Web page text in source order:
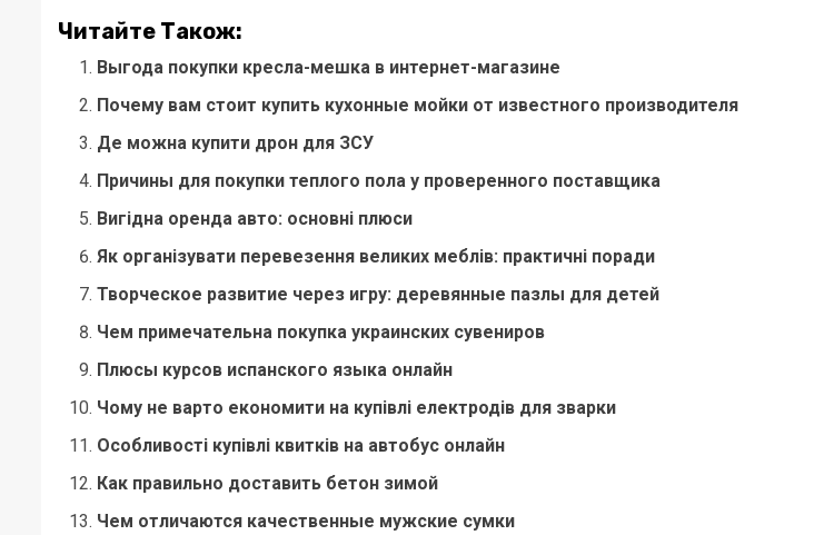
Читайте Також:
Выгода покупки кресла-мешка в интернет-магазине
Почему вам стоит купить кухонные мойки от известного производителя
Де можна купити дрон для ЗСУ
Причины для покупки теплого пола у проверенного поставщика
Вигідна оренда авто: основні плюси
Як організувати перевезення великих меблів: практичні поради
Творческое развитие через игру: деревянные пазлы для детей
Чем примечательна покупка украинских сувениров
Плюсы курсов испанского языка онлайн
Чому не варто економити на купівлі електродів для зварки
Особливості купівлі квитків на автобус онлайн
Как правильно доставить бетон зимой
Чем отличаются качественные мужские сумки